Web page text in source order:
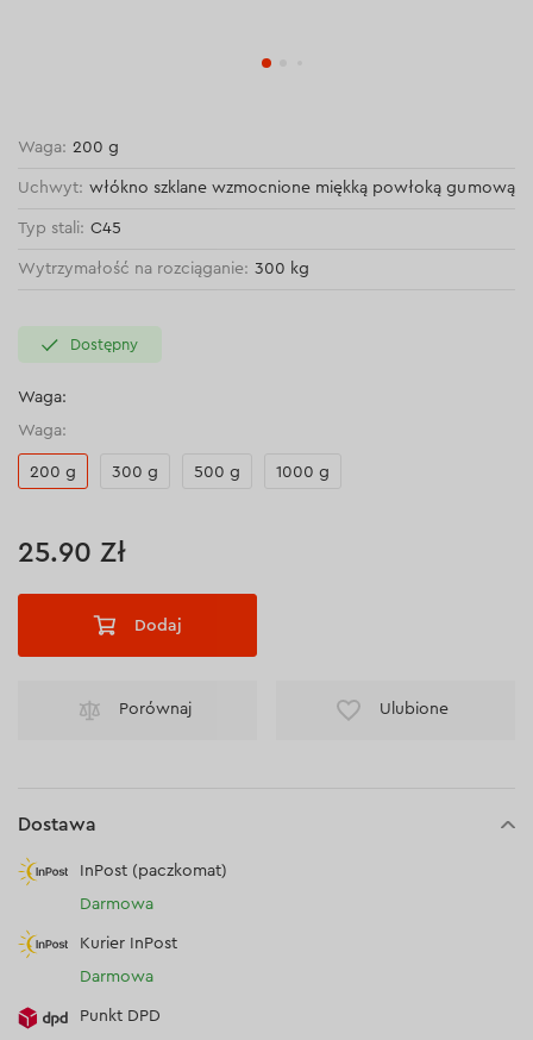
Waga: 200 g
Uchwyt: włókno szklane wzmocnione miękką powłoką gumową
Typ stali: C45
Wytrzymałość na rozciąganie: 300 kg
Dostępny
Waga:
Waga:
200 g 300 g 500 g 1000 g
25.90 Zł
Dodaj
Porównaj Ulubione
Dostawa
InPost (paczkomat)
Darmowa
Kurier InPost
Darmowa
Punkt DPD